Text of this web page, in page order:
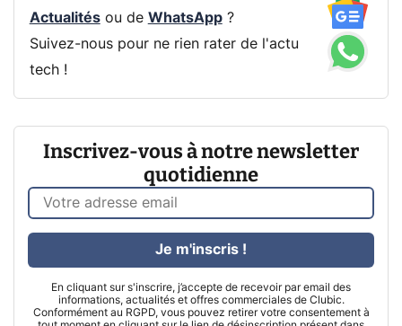
Actualitésou de WhatsApp?
Suivez-nous pour ne rien rater de l'actu
tech !
Inscrivez-vous à notre newsletter
quotidienne
En cliquant sur s'inscrire, j’accepte de recevoir par email des
informations, actualités et offres commerciales de Clubic.
Conformément au RGPD, vous pouvez retirer votre consentement à
Je m'inscris !